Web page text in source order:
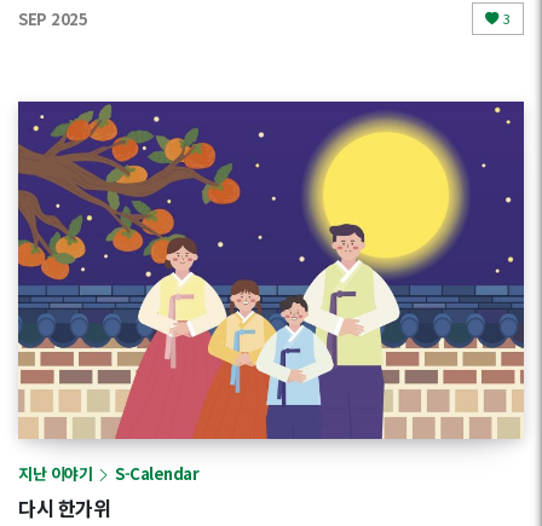
SEP 2025 3
지난 이야기 S-Calendar
다시 한가위